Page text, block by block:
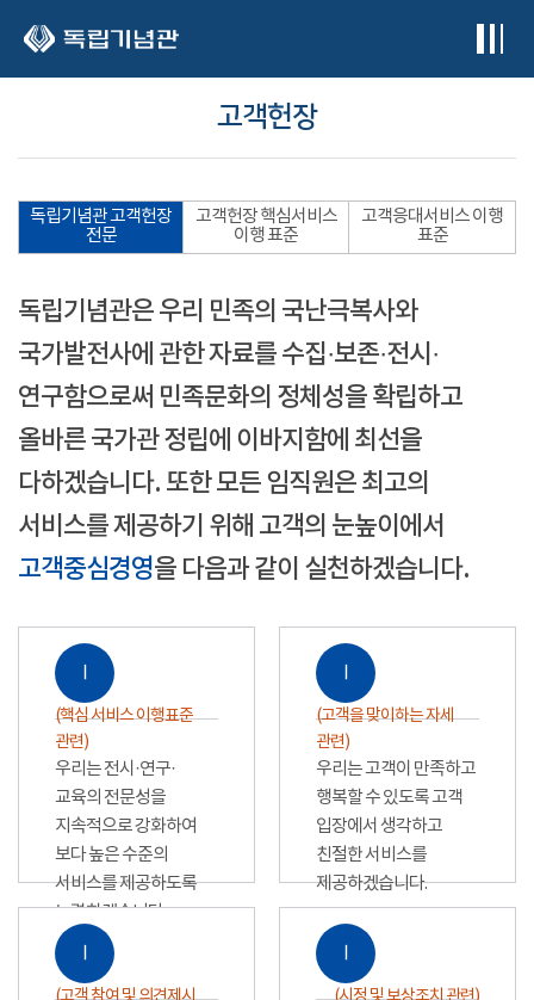
고객헌장
독립기념관 고객헌장
전문
고객헌장 핵심서비스
이행 표준
고객응대서비스 이행
표준
독립기념관은 우리 민족의 국난극복사와
국가발전사에 관한 자료를 수집·보존·전시·
연구함으로써 민족문화의 정체성을 확립하고
올바른 국가관 정립에 이바지함에 최선을
다하겠습니다. 또한 모든 임직원은 최고의
서비스를 제공하기 위해 고객의 눈높이에서
고객중심경영을 다음과 같이 실천하겠습니다.
Ⅰ
(핵심 서비스 이행표준
관련)
우리는 전시·연구·
교육의 전문성을
지속적으로 강화하여
보다 높은 수준의
서비스를 제공하도록
노력하겠습니다.
Ⅰ
(고객을 맞이하는 자세
관련)
우리는 고객이 만족하고
행복할 수 있도록 고객
입장에서 생각하고
친절한 서비스를
제공하겠습니다.
Ⅰ Ⅰ